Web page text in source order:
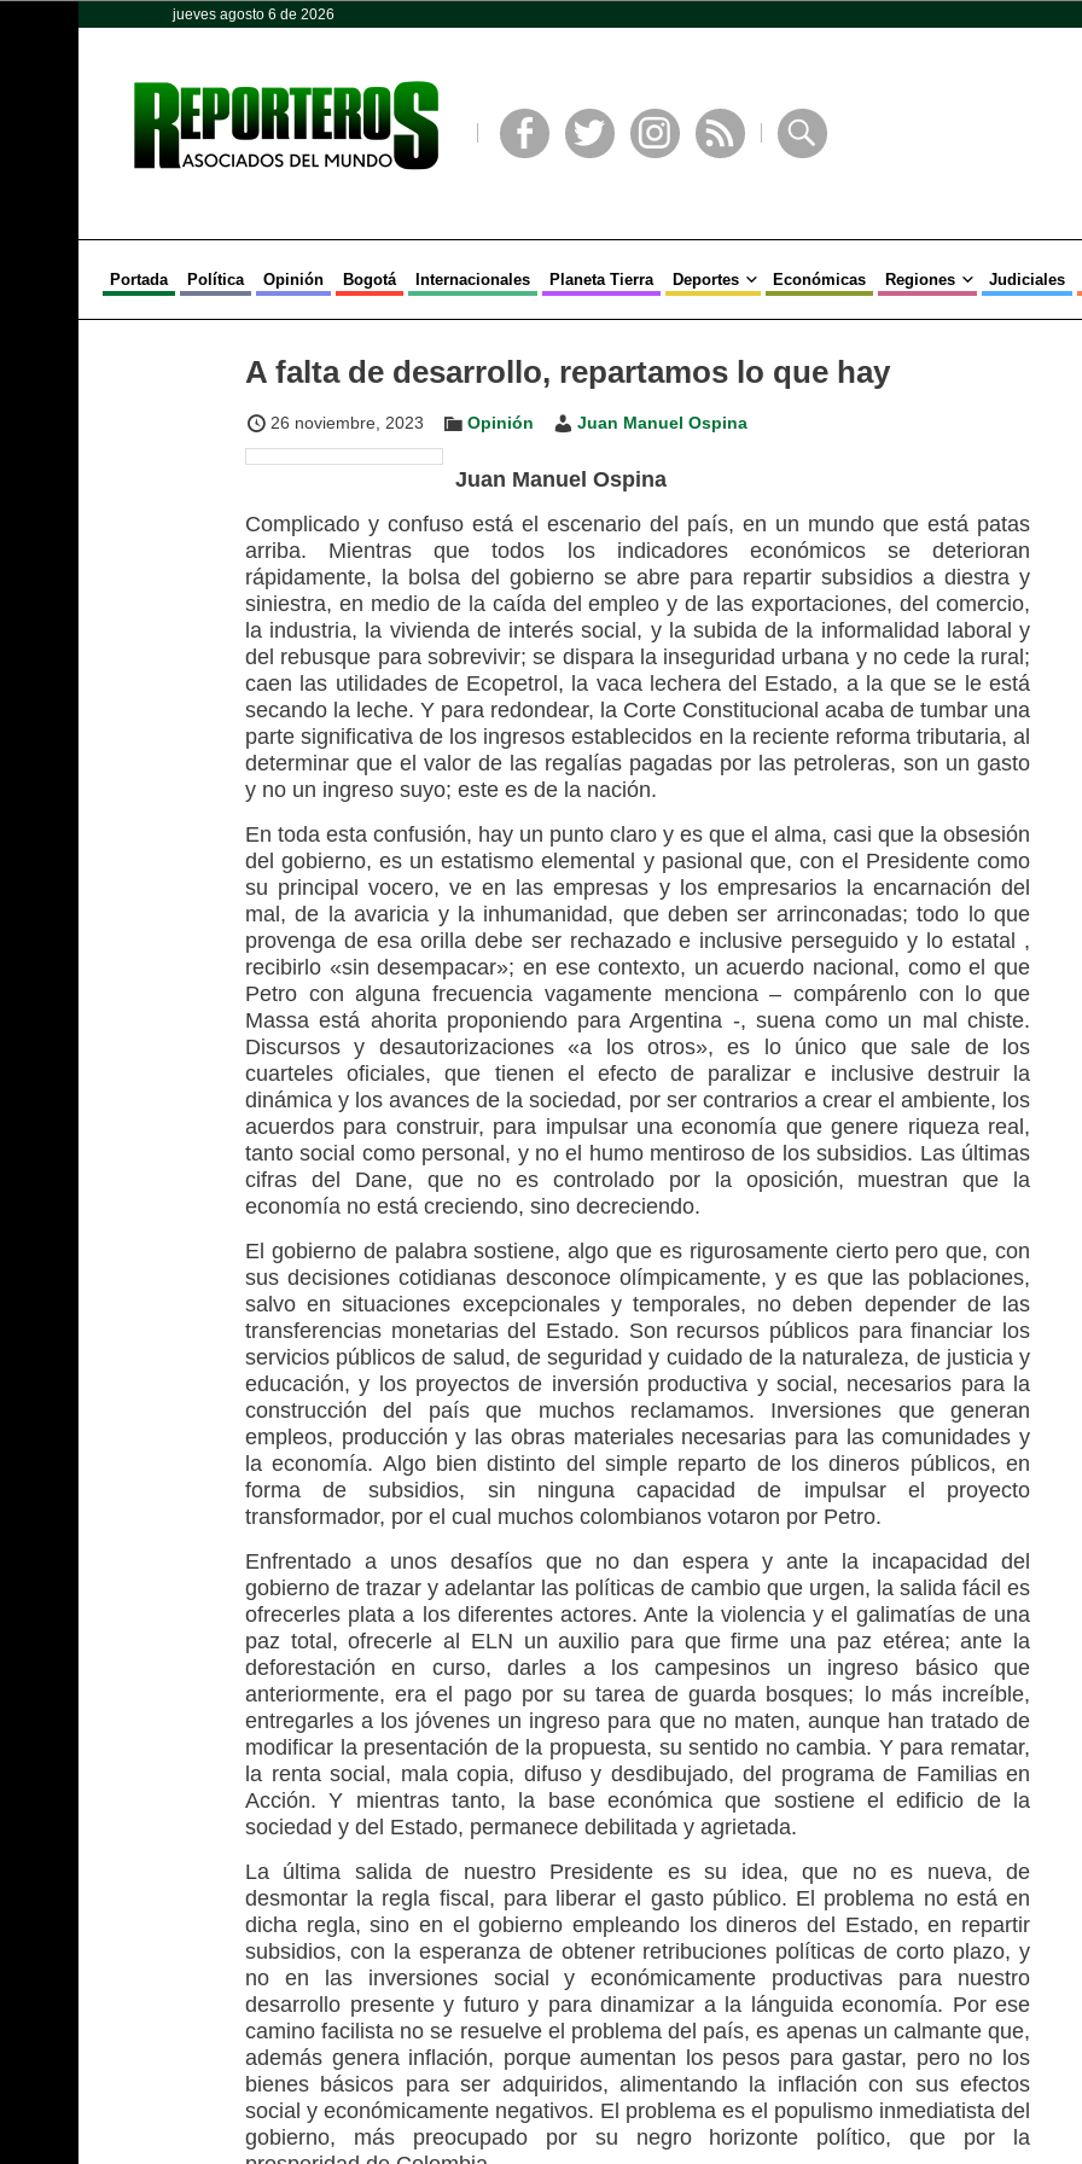
jueves agosto 6 de 2026
Portada Política Opinión Bogotá Internacionales Planeta Tierra Deportes Económicas Regiones Judiciales
A falta de desarrollo, repartamos lo que hay
26 noviembre, 2023 Opinión Juan Manuel Ospina
Juan Manuel Ospina
Complicado y confuso está el escenario del país, en un mundo que está patas
arriba. Mientras que todos los indicadores económicos se deterioran
rápidamente, la bolsa del gobierno se abre para repartir subsidios a diestra y
siniestra, en medio de la caída del empleo y de las exportaciones, del comercio,
la industria, la vivienda de interés social, y la subida de la informalidad laboral y
del rebusque para sobrevivir; se dispara la inseguridad urbana y no cede la rural;
caen las utilidades de Ecopetrol, la vaca lechera del Estado, a la que se le está
secando la leche. Y para redondear, la Corte Constitucional acaba de tumbar una
parte significativa de los ingresos establecidos en la reciente reforma tributaria, al
determinar que el valor de las regalías pagadas por las petroleras, son un gasto
y no un ingreso suyo; este es de la nación.
En toda esta confusión, hay un punto claro y es que el alma, casi que la obsesión
del gobierno, es un estatismo elemental y pasional que, con el Presidente como
su principal vocero, ve en las empresas y los empresarios la encarnación del
mal, de la avaricia y la inhumanidad, que deben ser arrinconadas; todo lo que
provenga de esa orilla debe ser rechazado e inclusive perseguido y lo estatal ,
recibirlo «sin desempacar»; en ese contexto, un acuerdo nacional, como el que
Petro con alguna frecuencia vagamente menciona – compárenlo con lo que
Massa está ahorita proponiendo para Argentina -, suena como un mal chiste.
Discursos y desautorizaciones «a los otros», es lo único que sale de los
cuarteles oficiales, que tienen el efecto de paralizar e inclusive destruir la
dinámica y los avances de la sociedad, por ser contrarios a crear el ambiente, los
acuerdos para construir, para impulsar una economía que genere riqueza real,
tanto social como personal, y no el humo mentiroso de los subsidios. Las últimas
cifras del Dane, que no es controlado por la oposición, muestran que la
economía no está creciendo, sino decreciendo.
El gobierno de palabra sostiene, algo que es rigurosamente cierto pero que, con
sus decisiones cotidianas desconoce olímpicamente, y es que las poblaciones,
salvo en situaciones excepcionales y temporales, no deben depender de las
transferencias monetarias del Estado. Son recursos públicos para financiar los
servicios públicos de salud, de seguridad y cuidado de la naturaleza, de justicia y
educación, y los proyectos de inversión productiva y social, necesarios para la
construcción del país que muchos reclamamos. Inversiones que generan
empleos, producción y las obras materiales necesarias para las comunidades y
la economía. Algo bien distinto del simple reparto de los dineros públicos, en
forma de subsidios, sin ninguna capacidad de impulsar el proyecto
transformador, por el cual muchos colombianos votaron por Petro.
Enfrentado a unos desafíos que no dan espera y ante la incapacidad del
gobierno de trazar y adelantar las políticas de cambio que urgen, la salida fácil es
ofrecerles plata a los diferentes actores. Ante la violencia y el galimatías de una
paz total, ofrecerle al ELN un auxilio para que firme una paz etérea; ante la
deforestación en curso, darles a los campesinos un ingreso básico que
anteriormente, era el pago por su tarea de guarda bosques; lo más increíble,
entregarles a los jóvenes un ingreso para que no maten, aunque han tratado de
modificar la presentación de la propuesta, su sentido no cambia. Y para rematar,
la renta social, mala copia, difuso y desdibujado, del programa de Familias en
Acción. Y mientras tanto, la base económica que sostiene el edificio de la
sociedad y del Estado, permanece debilitada y agrietada.
La última salida de nuestro Presidente es su idea, que no es nueva, de
desmontar la regla fiscal, para liberar el gasto público. El problema no está en
dicha regla, sino en el gobierno empleando los dineros del Estado, en repartir
subsidios, con la esperanza de obtener retribuciones políticas de corto plazo, y
no en las inversiones social y económicamente productivas para nuestro
desarrollo presente y futuro y para dinamizar a la lánguida economía. Por ese
camino facilista no se resuelve el problema del país, es apenas un calmante que,
además genera inflación, porque aumentan los pesos para gastar, pero no los
bienes básicos para ser adquiridos, alimentando la inflación con sus efectos
social y económicamente negativos. El problema es el populismo inmediatista del
gobierno, más preocupado por su negro horizonte político, que por la
Opinión Política